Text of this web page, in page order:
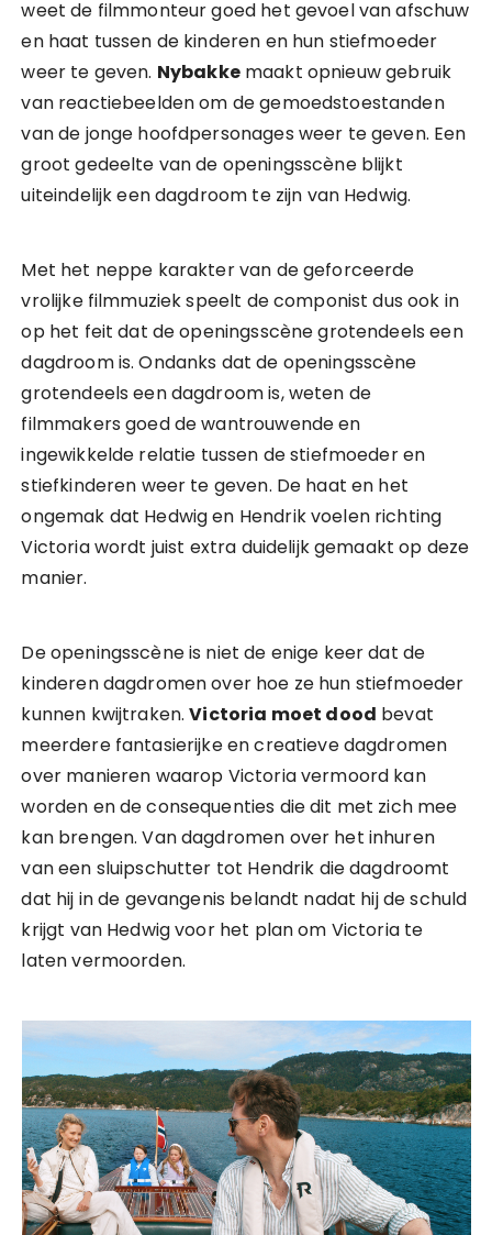
weet de filmmonteur goed het gevoel van afschuw
en haat tussen de kinderen en hun stiefmoeder
weer te geven. Nybakkemaakt opnieuw gebruik
van reactiebeelden om de gemoedstoestanden
van de jonge hoofdpersonages weer te geven. Een
groot gedeelte van de openingsscène blijkt
uiteindelijk een dagdroom te zijn van Hedwig.
Met het neppe karakter van de geforceerde
vrolijke filmmuziek speelt de componist dus ook in
op het feit dat de openingsscène grotendeels een
dagdroom is. Ondanks dat de openingsscène
grotendeels een dagdroom is, weten de
filmmakers goed de wantrouwende en
ingewikkelde relatie tussen de stiefmoeder en
stiefkinderen weer te geven. De haat en het
ongemak dat Hedwig en Hendrik voelen richting
Victoria wordt juist extra duidelijk gemaakt op deze
manier.
De openingsscène is niet de enige keer dat de
kinderen dagdromen over hoe ze hun stiefmoeder
kunnen kwijtraken.Victoria moet dood bevat
meerdere fantasierijke en creatieve dagdromen
over manieren waarop Victoria vermoord kan
worden en de consequenties die dit met zich mee
kan brengen. Van dagdromen over het inhuren
van een sluipschutter tot Hendrik die dagdroomt
dat hij in de gevangenis belandt nadat hij de schuld
krijgt van Hedwig voor het plan om Victoria te
laten vermoorden.